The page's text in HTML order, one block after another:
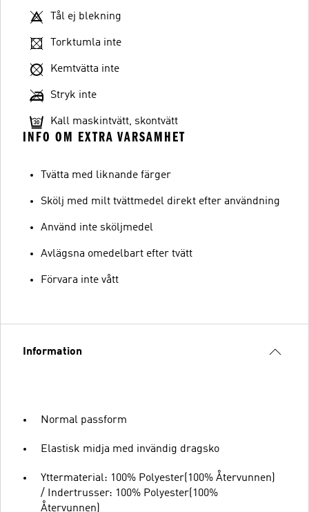
Tål ej blekning
Torktumla inte
Kemtvätta inte
Stryk inte
Kall maskintvätt, skontvätt
INFO OM EXTRA VARSAMHET
Tvätta med liknande färger
Skölj med milt tvättmedel direkt efter användning
Använd inte sköljmedel
Avlägsna omedelbart efter tvätt
Förvara inte vått
Information
Normal passform
Elastisk midja med invändig dragsko
Yttermaterial: 100% Polyester(100% Återvunnen)
/ Indertrusser: 100% Polyester(100%
Återvunnen)